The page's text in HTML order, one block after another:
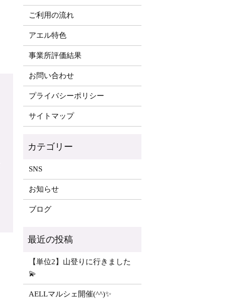
ご利用の流れ
アエル特色
事業所評価結果
お問い合わせ
プライバシーポリシー
サイトマップ
SNS
お知らせ
ブログ
【単位2】山登りに行きました
💫
AELLマルシェ開催(^^)✨